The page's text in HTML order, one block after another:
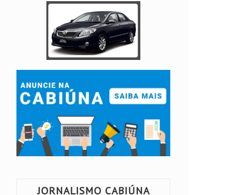
JORNALISMO CABIÚNA